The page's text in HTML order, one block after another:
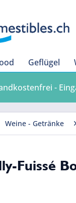
Geflügel
-
Weine - Getränke
Fuissé